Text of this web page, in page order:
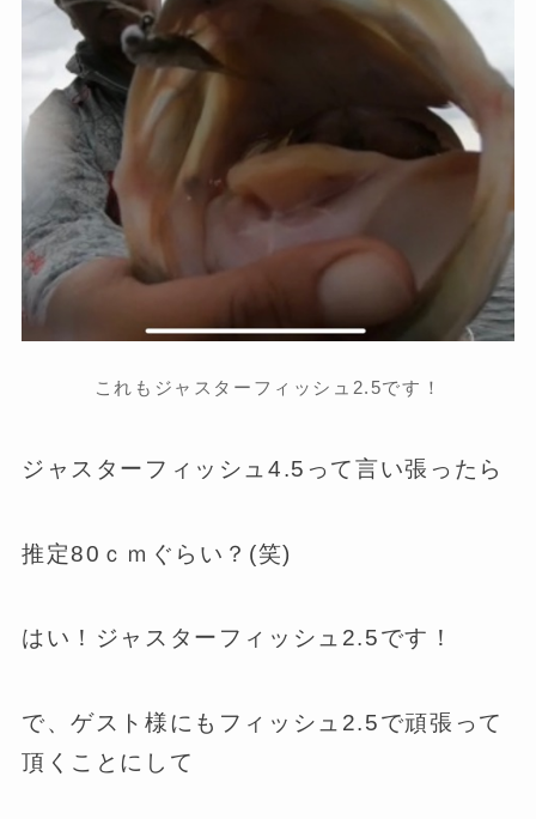
これもジャスターフィッシュ2.5です！
ジャスターフィッシュ4.5って言い張ったら
推定80ｃｍぐらい？(笑)
はい！ジャスターフィッシュ2.5です！
で、ゲスト様にもフィッシュ2.5で頑張って
頂くことにして